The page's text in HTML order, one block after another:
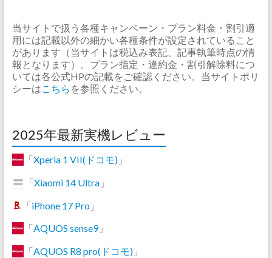
当サイトで扱う各種キャンペーン・プラン料金・割引適
用には記載以外の細かい各種条件が設定されていること
があります（当サイトは税込み表記、記事執筆時点の情
報となります）。プラン指定・違約金・割引解除料につ
いては各公式HPの記載をご確認ください。当サイトポリ
シーはこちら を参照ください。
2025年最新実機レビュー
「Xperia 1 VII(ドコモ)」
「Xiaomi 14 Ultra」
「iPhone 17 Pro」
「AQUOS sense9」
「AQUOS R8 pro(ドコモ)」